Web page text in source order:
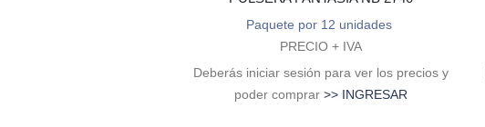
Paquete por 12 unidades
PRECIO + IVA
Deberás iniciar sesión para ver los precios y
poder comprar >> INGRESAR